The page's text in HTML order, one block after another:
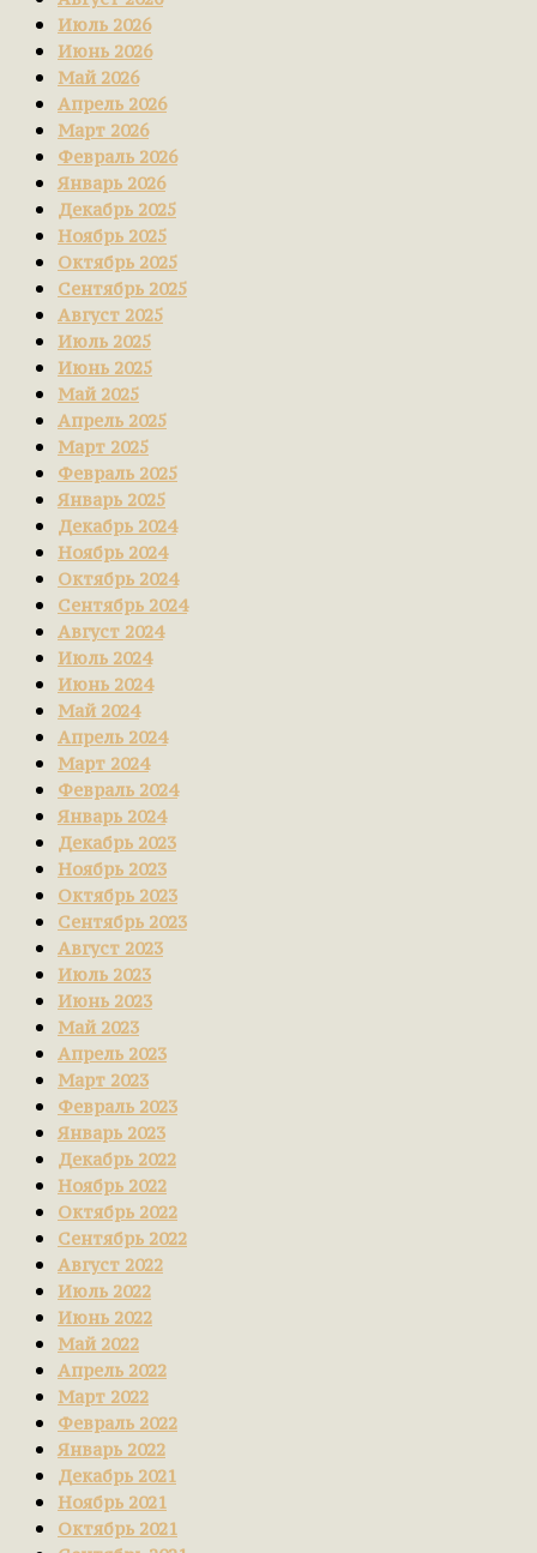
Июль 2026
Июнь 2026
Май 2026
Апрель 2026
Март 2026
Февраль 2026
Январь 2026
Декабрь 2025
Ноябрь 2025
Октябрь 2025
Сентябрь 2025
Август 2025
Июль 2025
Июнь 2025
Май 2025
Апрель 2025
Март 2025
Февраль 2025
Январь 2025
Декабрь 2024
Ноябрь 2024
Октябрь 2024
Сентябрь 2024
Август 2024
Июль 2024
Июнь 2024
Май 2024
Апрель 2024
Март 2024
Февраль 2024
Январь 2024
Декабрь 2023
Ноябрь 2023
Октябрь 2023
Сентябрь 2023
Август 2023
Июль 2023
Июнь 2023
Май 2023
Апрель 2023
Март 2023
Февраль 2023
Январь 2023
Декабрь 2022
Ноябрь 2022
Октябрь 2022
Сентябрь 2022
Август 2022
Июль 2022
Июнь 2022
Май 2022
Апрель 2022
Март 2022
Февраль 2022
Январь 2022
Декабрь 2021
Ноябрь 2021
Октябрь 2021